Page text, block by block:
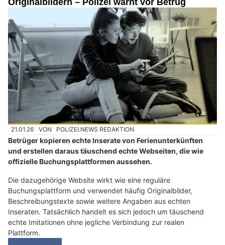
Originalbildern – Polizei warnt vor Betrug
21.01.26 VON POLIZEI.NEWS REDAKTION
Betrüger kopieren echte Inserate von Ferienunterkünften
und erstellen daraus täuschend echte Webseiten, die wie
offizielle Buchungsplattformen aussehen.
Die dazugehörige Website wirkt wie eine reguläre
Buchungsplattform und verwendet häufig Originalbilder,
Beschreibungstexte sowie weitere Angaben aus echten
Inseraten. Tatsächlich handelt es sich jedoch um täuschend
echte Imitationen ohne jegliche Verbindung zur realen
Plattform.